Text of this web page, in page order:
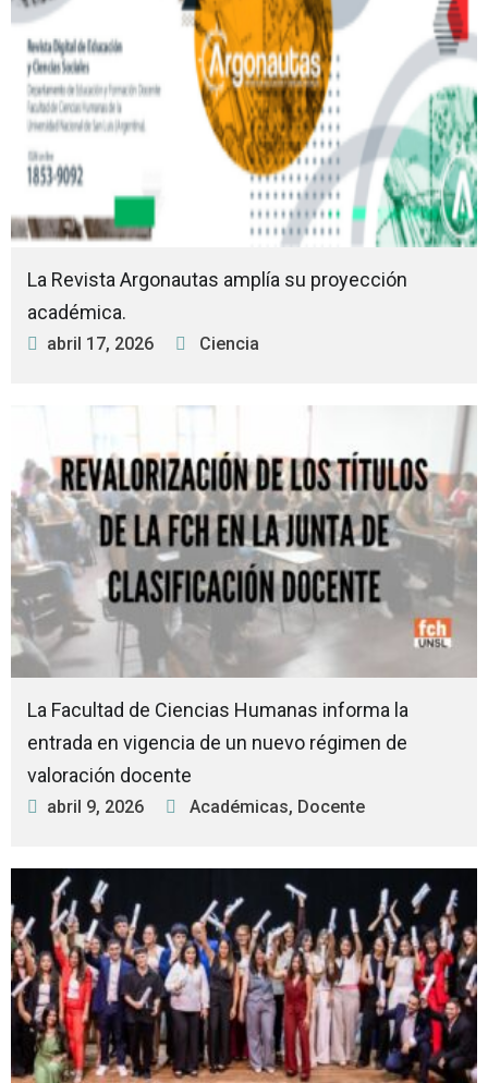
La Revista Argonautas amplía su proyección
académica.
abril 17, 2026
in
Ciencia
La Facultad de Ciencias Humanas informa la
entrada en vigencia de un nuevo régimen de
valoración docente
abril 9, 2026
in
Académicas, Docente
in
in
in
in